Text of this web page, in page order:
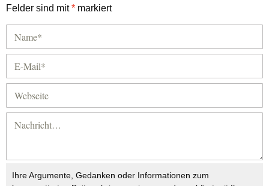
Felder sind mit* markiert
Ihre Argumente, Gedanken oder Informationen zum